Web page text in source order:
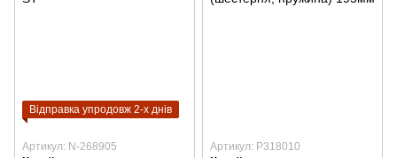
Відправка упродовж 2-х днів
Артикул: N-268905 Артикул: P318010